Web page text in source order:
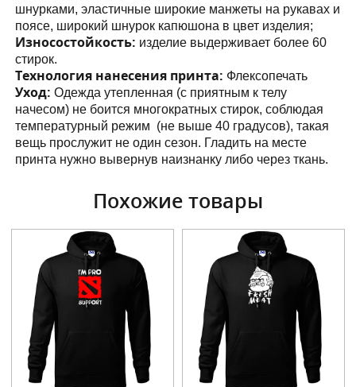
шнурками, эластичные широкие манжеты на рукавах и
поясе, широкий шнурок капюшона в цвет изделия;
Износостойкость: изделие выдерживает более 60
стирок.
Технология нанесения принта: Флексопечать
Уход: Одежда утепленная (с приятным к телу
начесом) не боится многократных стирок, соблюдая
температурный режим (не выше 40 градусов), такая
вещь прослужит не один сезон. Гладить на месте
принта нужно вывернув наизнанку либо через ткань.
Похожие товары